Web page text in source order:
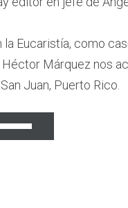
Eucaristía, como
Márquez nos
Juan, Puerto Rico.
Down